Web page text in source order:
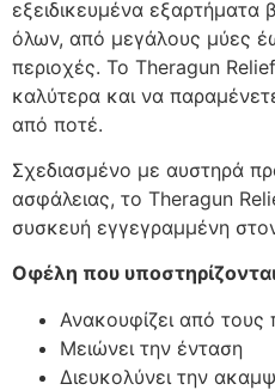
εξειδικευμένα εξαρτήματα
όλων, από μεγάλους μύες
περιοχές. Το Theragun
καλύτερα και να
από ποτέ.
Σχεδιασμένο με αυστηρά
ασφάλειας, το Theragun
συσκευή εγγεγραμμένη
Οφέλη που
Ανακουφίζει από τους
Μειώνει την ένταση
Διευκολύνει την